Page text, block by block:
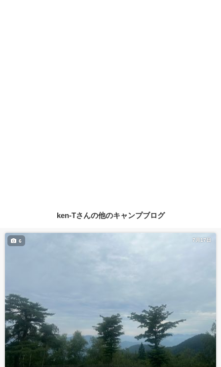
ken-Tさんの他のキャンプブログ
7月17日
6